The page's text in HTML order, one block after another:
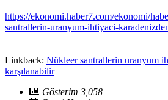
https://ekonomi.haber7.com/ekonomi/
santrallerin-uranyum-ihtiyaci-
Linkback: Nükleer santrallerin uranyum
karşılanabilir
Gösterim 3,058